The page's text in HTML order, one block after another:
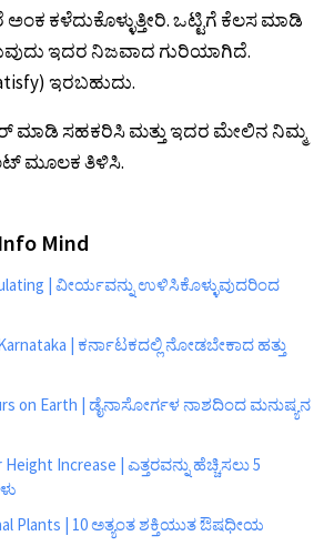
ಕಳೆದುಕೊಳ್ಳುತ್ತೀರಿ. ಒಟ್ಟಿಗೆ ಕೆಲಸ ಮಾಡಿ
ಇದರ ನಿಜವಾದ ಗುರಿಯಾಗಿದೆ.
ಇರಬಹುದು.
ಮಾಡಿ ಸಹಕರಿಸಿ ಮತ್ತು ಇದರ ಮೇಲಿನ ನಿಮ್ಮ
ಮೂಲಕ ತಿಳಿಸಿ.
Info Mind
| ವೀರ್ಯವನ್ನು ಉಳಿಸಿಕೊಳ್ಳುವುದರಿಂದ
| ಕರ್ನಾಟಕದಲ್ಲಿ ನೋಡಬೇಕಾದ ಹತ್ತು
on Earth | ಡೈನಾಸೋರ್ಗಳ ನಾಶದಿಂದ ಮನುಷ್ಯನ
Increase | ಎತ್ತರವನ್ನು ಹೆಚ್ಚಿಸಲು 5
Plants | 10 ಅತ್ಯಂತ ಶಕ್ತಿಯುತ ಔಷಧೀಯ